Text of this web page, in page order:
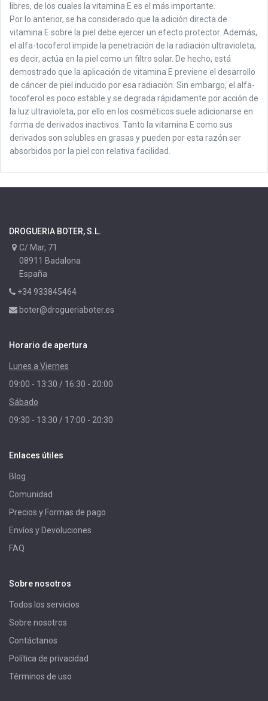
libres, de los cuales la vitamina E es el más importante.
Por lo anterior, se ha considerado que la adición directa de
vitamina E sobre la piel debe ejercer un efecto protector. Además,
el alfa-tocoferol impide la penetración de la radiación ultravioleta,
es decir, actúa en la piel como un filtro solar. De hecho, está
demostrado que la aplicación de vitamina E previene el desarrollo
de cáncer de piel inducido por esa radiación. Sin embargo, el alfa-
tocoferol es poco estable y se degrada rápidamente por acción de
la luz ultravioleta, por ello en los cosméticos suele adicionarse en
forma de derivados inactivos. Tanto la vitamina E como sus
derivados son solubles en grasas y pueden por esta razón ser
absorbidos por la piel con relativa facilidad.
DROGUERIA BOTER, S.L.
C/ Mar, 71
08911 Badalona
España
+34 933845464
boter@drogueriaboter.es
Horario de apertura
Lunes a Viernes
09:00 - 13:30 / 16:30 - 20:00
Sábado
09:30 - 13:30 / 17:00 - 20:30
Enlaces útiles
Blog
Comunidad
Precios y Formas de pago
Envíos y Devoluciones
FAQ
Sobre nosotros
Todos los servicios
Sobre nosotros
Contáctanos
Política de privacidad
Términos de uso